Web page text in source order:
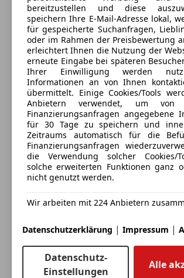
Sicherheitsgurte
Nebelschlussleuchte
Analoguhr
Öldruckanzeige
Fernlichtschalter
Durchschnittlsverbrauchsanzeige
Innenraumgebläse mehrstufig
Warnblinkanlage
Sportfahrwerk
Tankdeckel versperrbar
Kühlwassertemperaturanzeige
Armaturenbrett beledert
Mittelkonsole beledert
Klimaanlage
Zustand:
gepflegter Zustand
Wertsteigerungspotential
Ohne gültiges Pickerl, aber Fahrbereit
Kontakt
Michael Plunser
Alle Fahrzeuge des Anbieters
Anbieter kontaktieren
Deine Nachricht
Eintauschwagen: Kaufen und
bereitzustellen und diese
speichern Ihre E-Mail-Adresse lokal,
für gespeicherte Suchanfragen,
oder im Rahmen der Preisbewertung
erleichtert Ihnen die Nutzung der
erneute Eingabe bei späteren
Ihrer Einwilligung werden
Informationen an von Ihnen
übermittelt. Einige Cookies/Tools
Anbietern verwendet, um
Finanzierungsanfragen angegebene
für 30 Tage zu speichern und
Zeitraums automatisch für die
Finanzierungsanfragen
die Verwendung solcher Cookies/
solche erweiterten Funktionen ganz
nicht genutzt werden.
Wir arbeiten mit 224 Anbietern
Datenschutzerklärung | Impressum |
Datenschutz-
Einstellungen
Alle